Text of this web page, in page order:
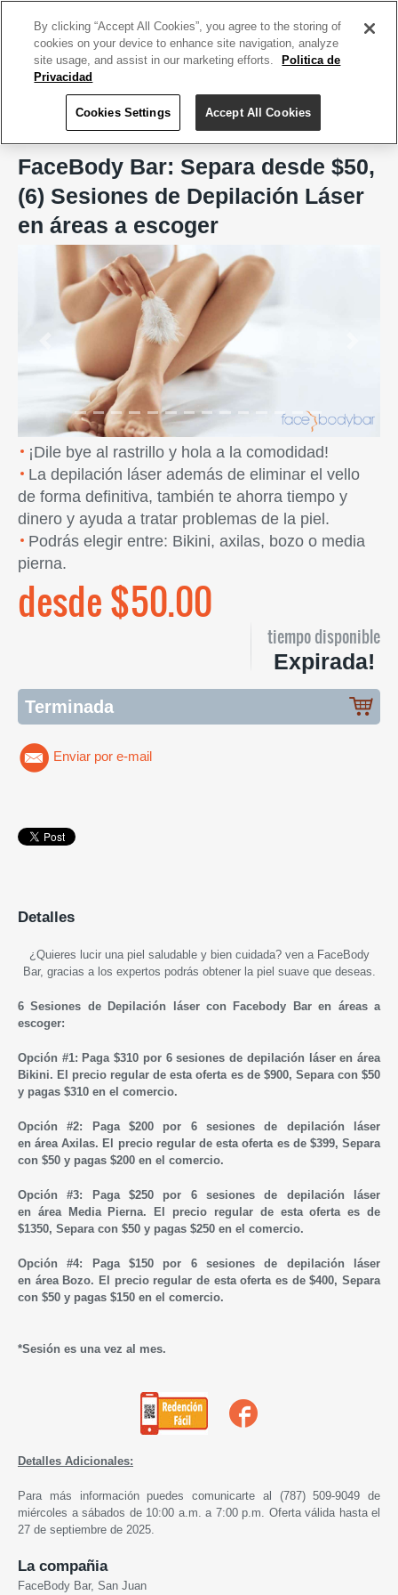
FaceBody Bar, San Juan
FaceBody Bar: Separa desde $50,
(6) Sesiones de Depilación Láser
en áreas a escoger
¡Dile bye al rastrillo y hola a la comodidad!
La depilación láser además de eliminar el vello
de forma definitiva, también te ahorra tiempo y
dinero y ayuda a tratar problemas de la piel.
Podrás elegir entre: Bikini, axilas, bozo o media
pierna.
desde $50.00
tiempo disponible
Expirada!
Terminada
Enviar por e-mail
Detalles
¿Quieres lucir una piel saludable y bien cuidada? ven a FaceBody
Bar, gracias a los expertos podrás obtener la piel suave que deseas.
6 Sesiones de Depilación láser con Facebody Bar en áreas a
escoger:
Opción #1: Paga $310 por 6 sesiones de depilación láser en área
Bikini. El precio regular de esta oferta es de $900, Separa con $50
y pagas $310 en el comercio.
Opción #2: Paga $200 por 6 sesiones de depilación láser
en área Axilas. El precio regular de esta oferta es de $399, Separa
con $50 y pagas $200 en el comercio.
Opción #3: Paga $250 por 6 sesiones de depilación láser
en área Media Pierna. El precio regular de esta oferta es de
$1350, Separa con $50 y pagas $250 en el comercio.
Opción #4: Paga $150 por 6 sesiones de depilación láser
en área Bozo. El precio regular de esta oferta es de $400, Separa
con $50 y pagas $150 en el comercio.
*Sesión es una vez al mes.
Detalles Adicionales:
Para más información puedes comunicarte al (787) 509-9049 de
miércoles a sábados de 10:00 a.m. a 7:00 p.m. Oferta válida hasta el
27 de septiembre de 2025.
La compañia
FaceBody Bar, San Juan
By clicking “Accept All Cookies”, you agree to the storing of
cookies on your device to enhance site navigation, analyze
site usage, and assist in our marketing efforts.
Politica de
Privacidad
Cookies Settings Accept All Cookies